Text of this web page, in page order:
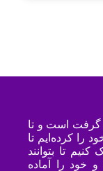
اردیبهشت ۱۳۹۴ شکل گرفت است و تا
را کرده‌ایم تا
تا بتوانند
خود را آماده